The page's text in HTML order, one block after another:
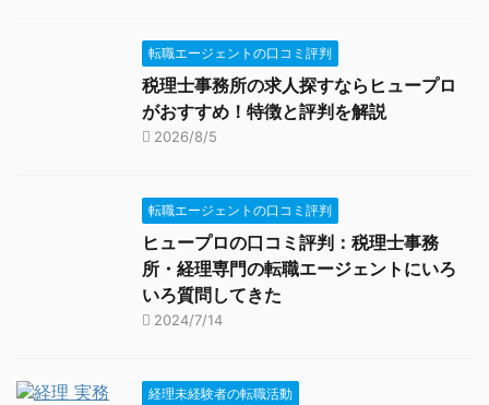
転職エージェントの口コミ評判
税理士事務所の求人探すならヒュープロ
がおすすめ！特徴と評判を解説
2026/8/5
転職エージェントの口コミ評判
ヒュープロの口コミ評判：税理士事務
所・経理専門の転職エージェントにいろ
いろ質問してきた
2024/7/14
経理未経験者の転職活動